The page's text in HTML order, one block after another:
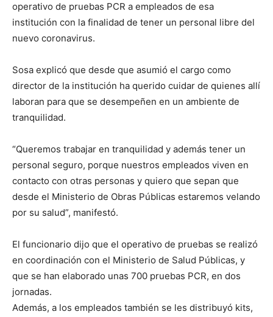
operativo de pruebas PCR a empleados de esa
institución con la finalidad de tener un personal libre del
nuevo coronavirus.
Sosa explicó que desde que asumió el cargo como
director de la institución ha querido cuidar de quienes allí
laboran para que se desempeñen en un ambiente de
tranquilidad.
“Queremos trabajar en tranquilidad y además tener un
personal seguro, porque nuestros empleados viven en
contacto con otras personas y quiero que sepan que
desde el Ministerio de Obras Públicas estaremos velando
por su salud”, manifestó.
El funcionario dijo que el operativo de pruebas se realizó
en coordinación con el Ministerio de Salud Públicas, y
que se han elaborado unas 700 pruebas PCR, en dos
jornadas.
Además, a los empleados también se les distribuyó kits,